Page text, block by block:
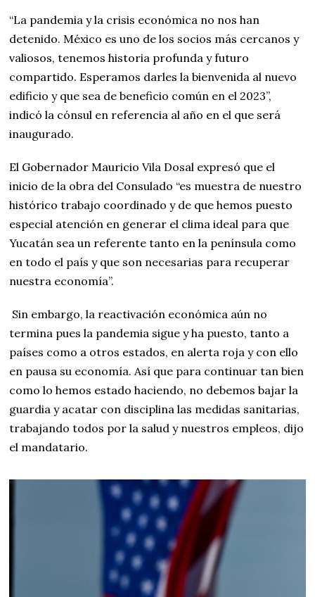
“La pandemia y la crisis económica no nos han
detenido. México es uno de los socios más cercanos y
valiosos, tenemos historia profunda y futuro
compartido. Esperamos darles la bienvenida al nuevo
edificio y que sea de beneficio común en el 2023”,
indicó la cónsul en referencia al año en el que será
inaugurado.
El Gobernador Mauricio Vila Dosal expresó que el
inicio de la obra del Consulado “es muestra de nuestro
histórico trabajo coordinado y de que hemos puesto
especial atención en generar el clima ideal para que
Yucatán sea un referente tanto en la península como
en todo el país y que son necesarias para recuperar
nuestra economía”.
Sin embargo, la reactivación económica aún no
termina pues la pandemia sigue y ha puesto, tanto a
países como a otros estados, en alerta roja y con ello
en pausa su economía. Así que para continuar tan bien
como lo hemos estado haciendo, no debemos bajar la
guardia y acatar con disciplina las medidas sanitarias,
trabajando todos por la salud y nuestros empleos, dijo
el mandatario.